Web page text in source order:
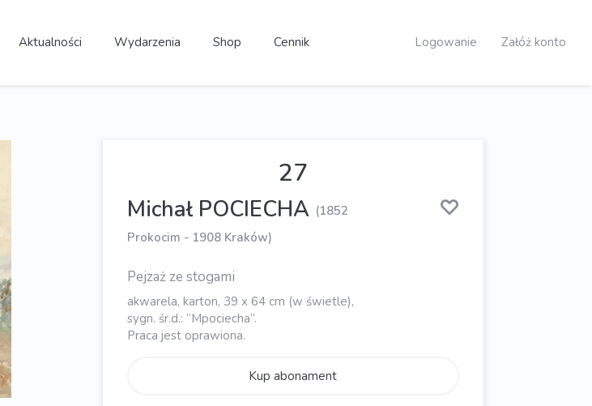
Aktualności Wydarzenia Shop Cennik Logowanie Załóż konto
27
Michał POCIECHA (1852
Prokocim - 1908 Kraków)
Pejzaż ze stogami
akwarela, karton, 39 x 64 cm (w świetle),
sygn. śr.d.: “Mpociecha”.
Praca jest oprawiona.
Kup abonament